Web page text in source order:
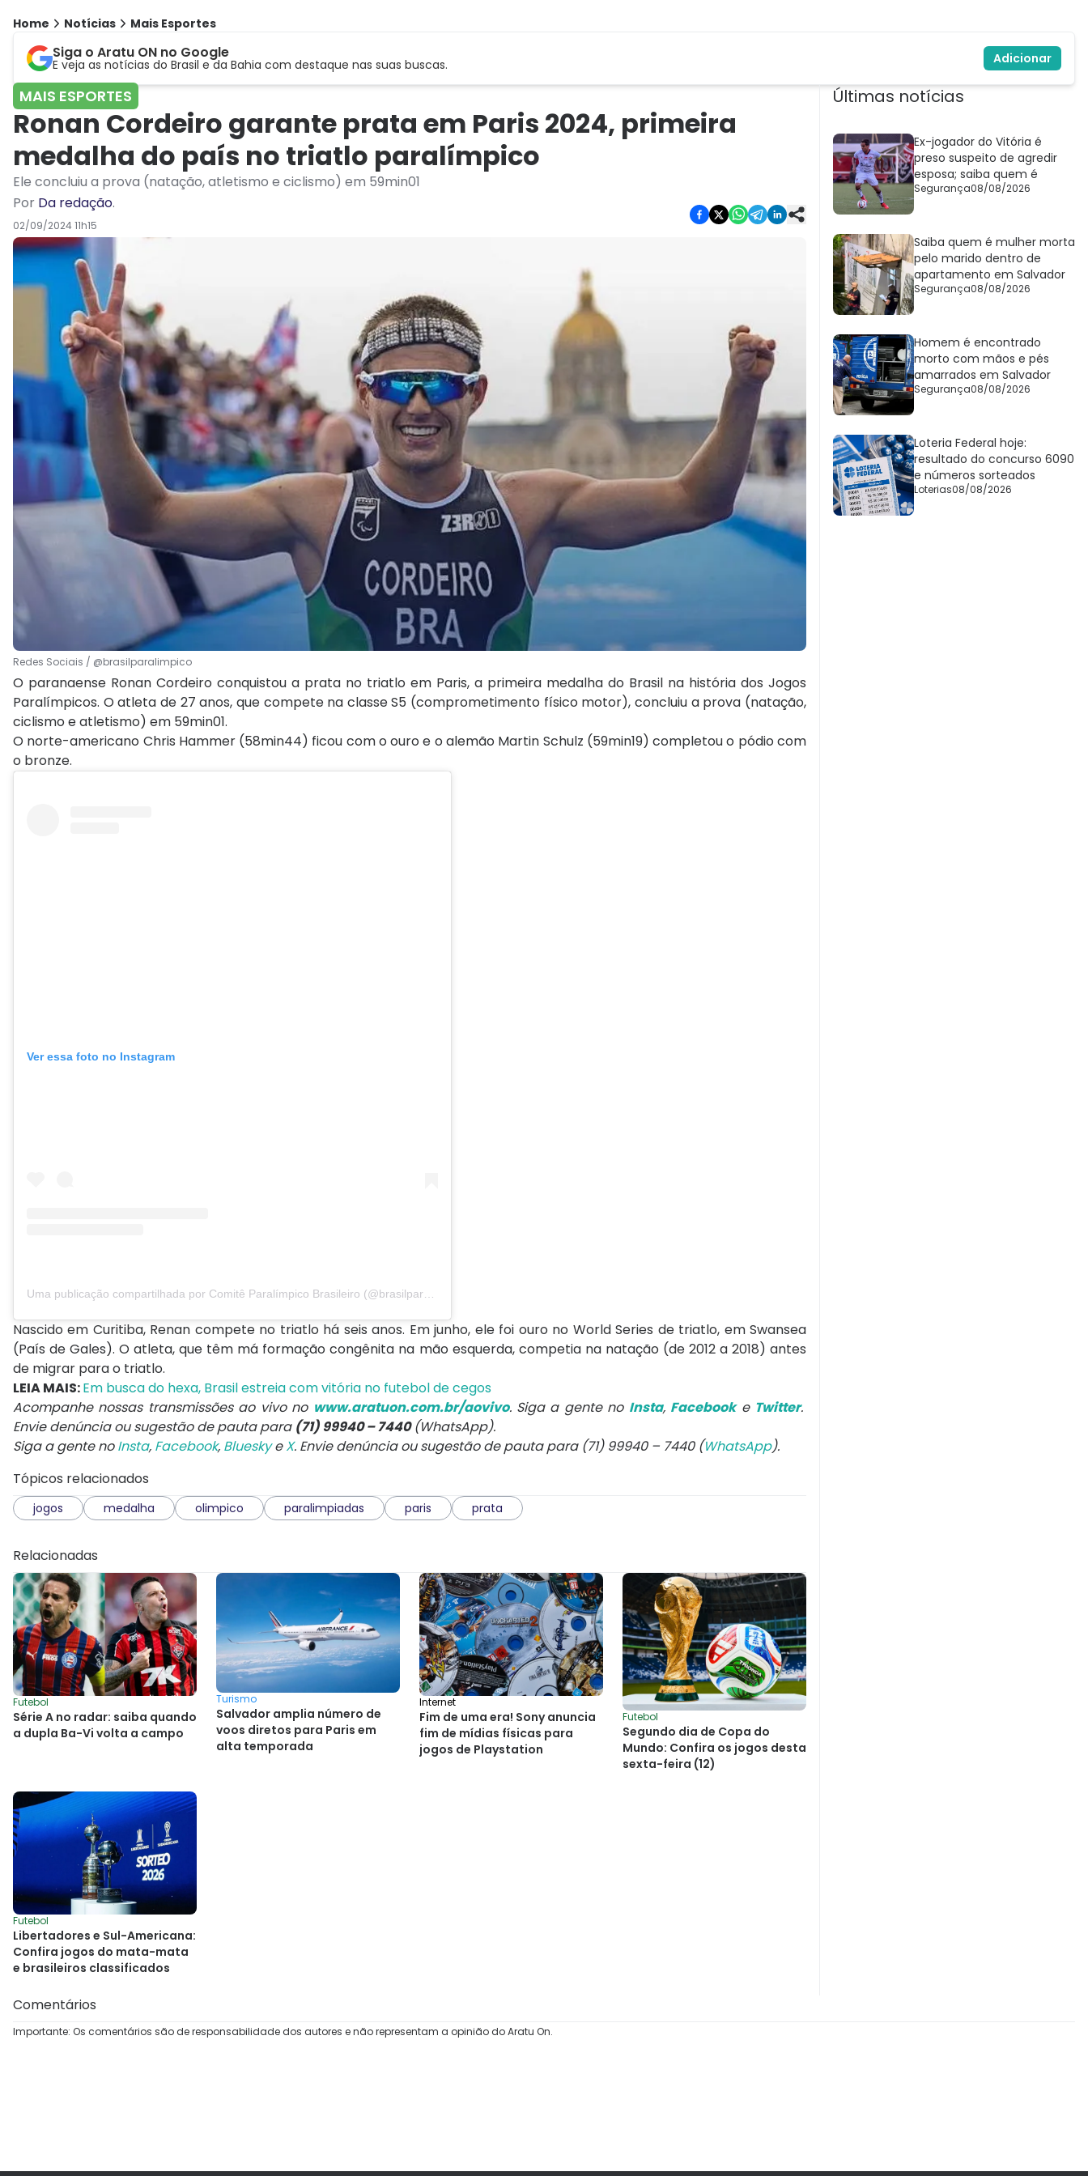
Home Notícias Mais Esportes
Siga o Aratu ON no Google
E veja as notícias do Brasil e da Bahia com destaque nas suas buscas. Adicionar
MAIS ESPORTES
Ronan Cordeiro garante prata em Paris 2024, primeira
medalha do país no triatlo paralímpico
Ele concluiu a prova (natação, atletismo e ciclismo) em 59min01
Por Da redação.
02/09/2024 11h15
Redes Sociais / @brasilparalimpico
O paranaense Ronan Cordeiro conquistou a prata no triatlo em Paris, a primeira medalha do Brasil na história dos Jogos
Paralímpicos. O atleta de 27 anos, que compete na classe S5 (comprometimento físico motor), concluiu a prova (natação,
ciclismo e atletismo) em 59min01.
O norte-americano Chris Hammer (58min44) ficou com o ouro e o alemão Martin Schulz (59min19) completou o pódio com
o bronze.
Ver essa foto no Instagram
Uma publicação compartilhada por Comitê Paralímpico Brasileiro (@brasilparalimpico)
Nascido em Curitiba, Renan compete no triatlo há seis anos. Em junho, ele foi ouro no World Series de triatlo, em Swansea
(País de Gales). O atleta, que têm má formação congênita na mão esquerda, competia na natação (de 2012 a 2018) antes
de migrar para o triatlo.
LEIA MAIS:Em busca do hexa, Brasil estreia com vitória no futebol de cegos
Acompanhe nossas transmissões ao vivo no www.aratuon.com.br/aovivo. Siga a gente no Insta, Facebooke Twitter.
Envie denúncia ou sugestão de pauta para (71) 99940 – 7440(WhatsApp).
Siga a gente noInsta, Facebook, BlueskyeX. Envie denúncia ou sugestão de pauta para (71) 99940 – 7440 (WhatsApp).
Tópicos relacionados
jogos medalha olimpico paralimpiadas paris prata
Relacionadas
Futebol
Série A no radar: saiba quando
a dupla Ba-Vi volta a campo
Turismo
Salvador amplia número de
voos diretos para Paris em
alta temporada
Internet
Fim de uma era! Sony anuncia
fim de mídias físicas para
jogos de Playstation
Futebol
Segundo dia de Copa do
Mundo: Confira os jogos desta
sexta-feira (12)
Futebol
Libertadores e Sul-Americana:
Confira jogos do mata-mata
e brasileiros classificados
Últimas notícias
Ex-jogador do Vitória é
preso suspeito de agredir
esposa; saiba quem é
Segurança08/08/2026
Saiba quem é mulher morta
pelo marido dentro de
apartamento em Salvador
Segurança08/08/2026
Homem é encontrado
morto com mãos e pés
amarrados em Salvador
Segurança08/08/2026
Loteria Federal hoje:
resultado do concurso 6090
e números sorteados
Loterias08/08/2026
Comentários
Importante: Os comentários são de responsabilidade dos autores e não representam a opinião do Aratu On.